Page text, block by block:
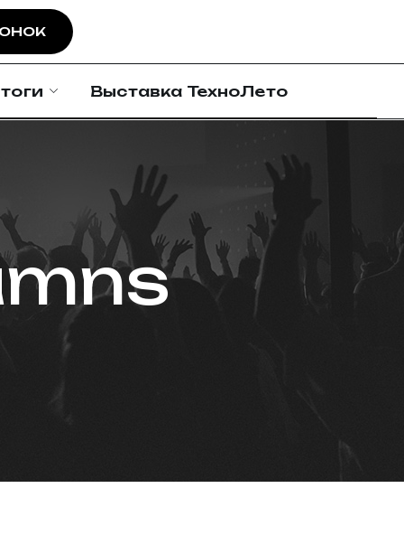
Выставка ТехноЛето